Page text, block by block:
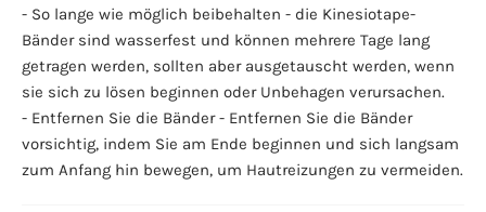
- So lange wie möglich beibehalten - die Kinesiotape-
Bänder sind wasserfest und können mehrere Tage lang
getragen werden, sollten aber ausgetauscht werden, wenn
sie sich zu lösen beginnen oder Unbehagen verursachen.
- Entfernen Sie die Bänder - Entfernen Sie die Bänder
vorsichtig, indem Sie am Ende beginnen und sich langsam
zum Anfang hin bewegen, um Hautreizungen zu vermeiden.